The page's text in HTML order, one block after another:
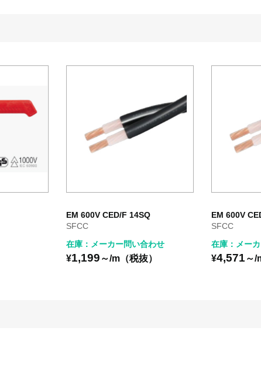
EM 600V CED/F 14SQ
SFCC
在庫：メーカー問い合わせ
¥1,199 ～/m（税抜）
EM 600V
SFCC
在庫：メー
¥4,571 ～/